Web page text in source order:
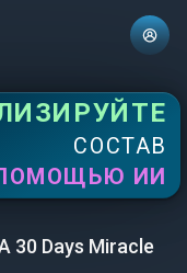
СОСТАВ
ИИ
30 Days Miracle